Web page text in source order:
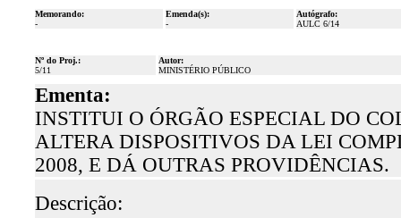
Memorando:
-
Emenda(s):
-
Autógrafo:
AULC 6/14
Nº do Proj.:
5/11
Autor:
MINISTÉRIO PÚBLICO
Ementa:
INSTITUI O ÓRGÃO ESPECIAL DO
ALTERA DISPOSITIVOS DA LEI
2008, E DÁ OUTRAS PROVIDÊNCIAS.
Descrição: